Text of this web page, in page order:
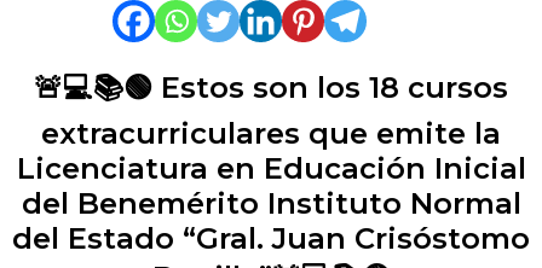
🚨💻📚🟢 Estos son los 18 cursos
extracurriculares que emite la
Licenciatura en Educación Inicial
del Benemérito Instituto Normal
del Estado “Gral. Juan Crisóstomo